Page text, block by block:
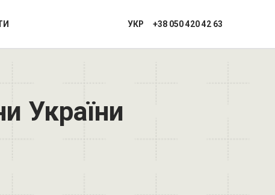
УКР +38 050 420 42 63
України